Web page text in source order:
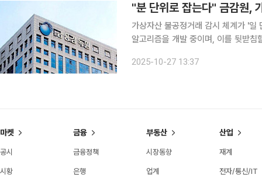
"분 단위로 잡는다" 금감원,
가상자산 불공정거래 감시 체계가 '
알고리즘을 개발 중이며, 이를 뒷받
위해 거래 기록을 분 단위로 모니터링
2025-10-27 13:37
마켓
공시
시황
금융
금융정책
은행
부동산
시장동향
업계
산업
재계
전자/통신/IT